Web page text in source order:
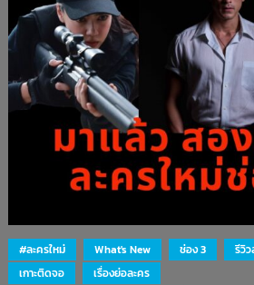
#ละครใหม่ What's New ช่อง 3 รีวิ
เกาะติดจอ
เรื่องย่อละคร